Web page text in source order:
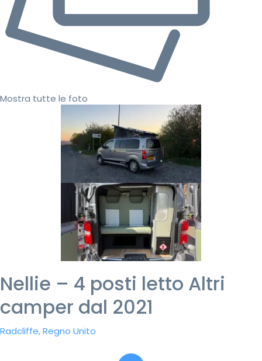
Mostra tutte le foto
Nellie – 4 posti letto Altri
camper dal 2021
Radcliffe, Regno Unito